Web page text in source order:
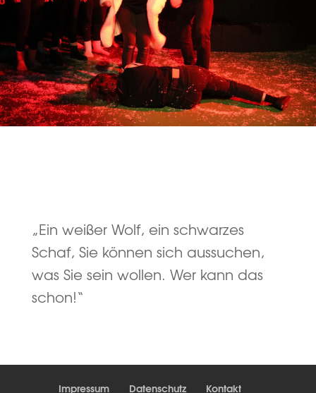
„Ein weißer Wolf, ein schwarzes
Schaf, Sie können sich aussuchen,
was Sie sein wollen. Wer kann das
schon!“
Impressum Datenschutz Kontakt